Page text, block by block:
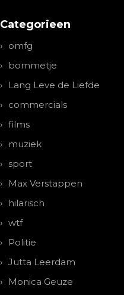
Categorieen
omfg
bommetje
Lang Leve de Liefde
commercials
films
muziek
sport
Max Verstappen
hilarisch
wtf
Politie
Jutta Leerdam
Monica Geuze